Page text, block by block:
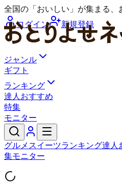
全国の「おいしい」が集まる、
ログイン
新規登録
ジャンル
ギフト
ランキング
達人おすすめ
特集
モニター
グルメ スイーツランキング達人
集モニター